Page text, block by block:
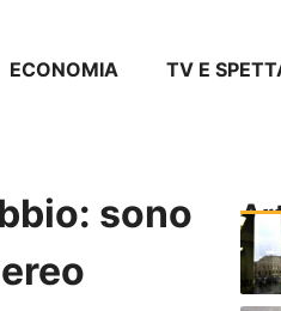
ECONOMIA TV E
sono